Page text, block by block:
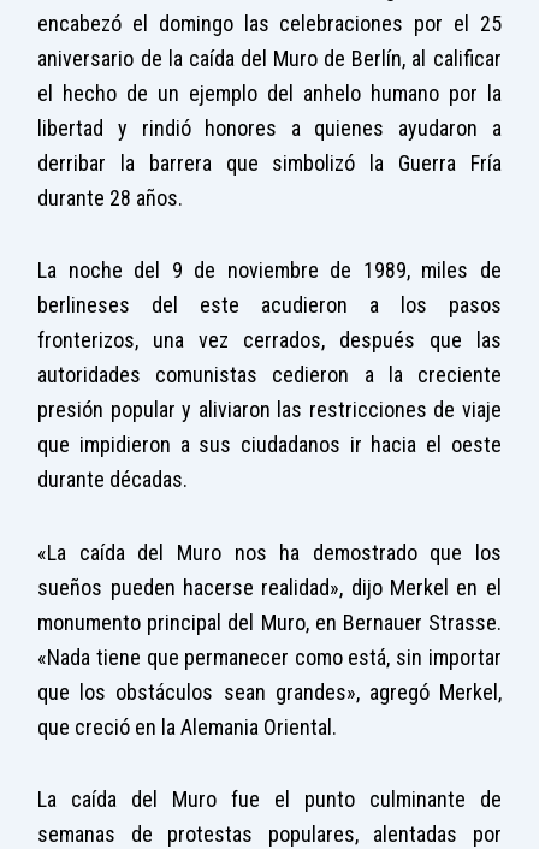
encabezó el domingo las celebraciones por el 25
aniversario de la caída del Muro de Berlín, al calificar
el hecho de un ejemplo del anhelo humano por la
libertad y rindió honores a quienes ayudaron a
derribar la barrera que simbolizó la Guerra Fría
durante 28 años.
La noche del 9 de noviembre de 1989, miles de
berlineses del este acudieron a los pasos
fronterizos, una vez cerrados, después que las
autoridades comunistas cedieron a la creciente
presión popular y aliviaron las restricciones de viaje
que impidieron a sus ciudadanos ir hacia el oeste
durante décadas.
«La caída del Muro nos ha demostrado que los
sueños pueden hacerse realidad», dijo Merkel en el
monumento principal del Muro, en Bernauer Strasse.
«Nada tiene que permanecer como está, sin importar
que los obstáculos sean grandes», agregó Merkel,
que creció en la Alemania Oriental.
La caída del Muro fue el punto culminante de
semanas de protestas populares, alentadas por